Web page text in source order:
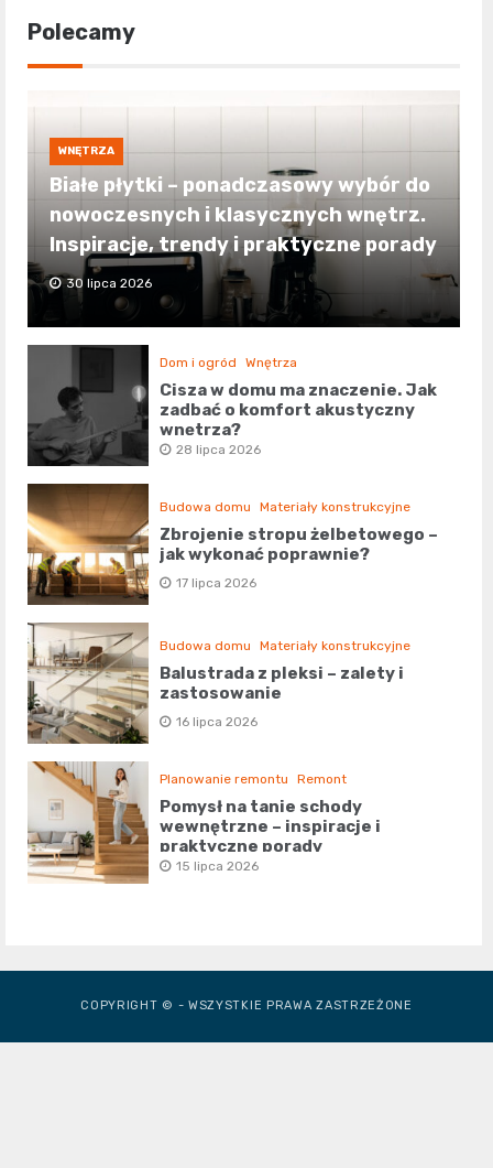
Polecamy
WNĘTRZA
Białe płytki – ponadczasowy wybór do
nowoczesnych i klasycznych wnętrz.
Inspiracje, trendy i praktyczne porady
30 lipca 2026
Dom i ogród Wnętrza
Cisza w domu ma znaczenie. Jak
zadbać o komfort akustyczny
wnętrza?
28 lipca 2026
Budowa domu Materiały konstrukcyjne
Zbrojenie stropu żelbetowego –
jak wykonać poprawnie?
17 lipca 2026
Budowa domu Materiały konstrukcyjne
Balustrada z pleksi – zalety i
zastosowanie
16 lipca 2026
Planowanie remontu Remont
Pomysł na tanie schody
wewnętrzne – inspiracje i
praktyczne porady
15 lipca 2026
COPYRIGHT © - WSZYSTKIE PRAWA ZASTRZEŻONE